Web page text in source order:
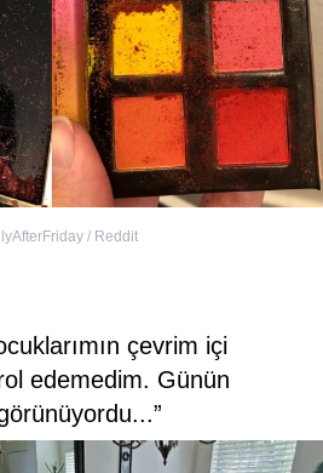
/ Reddit
çevrim içi
edemedim. Günün